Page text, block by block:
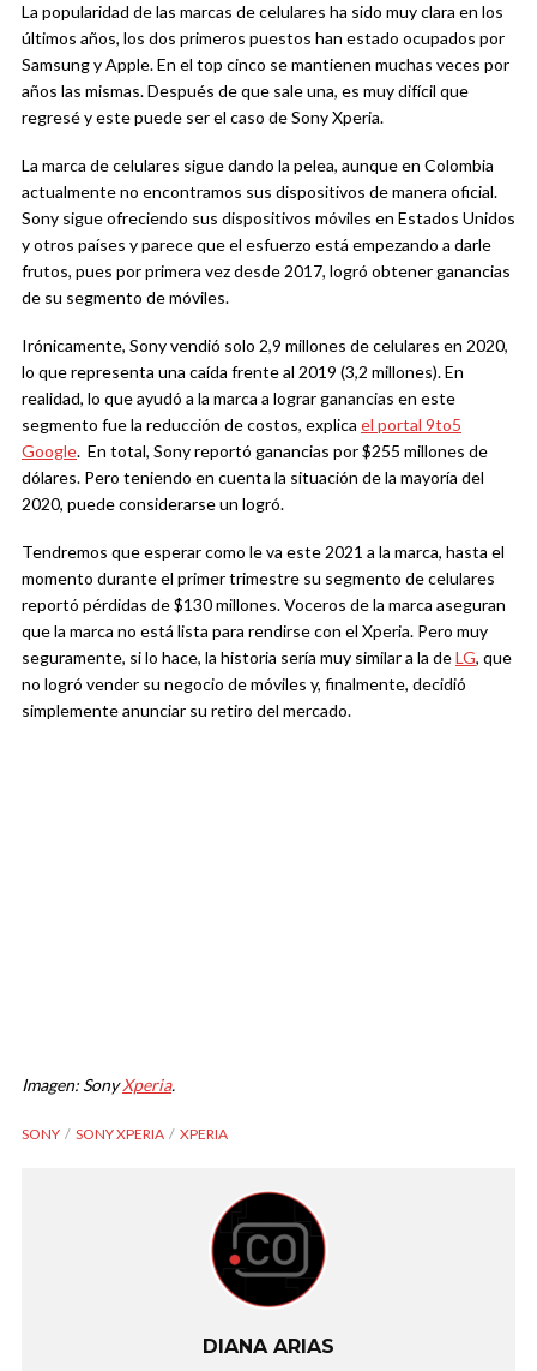
La popularidad de las marcas de celulares ha sido muy clara en los
últimos años, los dos primeros puestos han estado ocupados por
Samsung y Apple. En el top cinco se mantienen muchas veces por
años las mismas. Después de que sale una, es muy difícil que
regresé y este puede ser el caso de Sony Xperia.
La marca de celulares sigue dando la pelea, aunque en Colombia
actualmente no encontramos sus dispositivos de manera oficial.
Sony sigue ofreciendo sus dispositivos móviles en Estados Unidos
y otros países y parece que el esfuerzo está empezando a darle
frutos, pues por primera vez desde 2017, logró obtener ganancias
de su segmento de móviles.
Irónicamente, Sony vendió solo 2,9 millones de celulares en 2020,
lo que representa una caída frente al 2019 (3,2 millones). En
realidad, lo que ayudó a la marca a lograr ganancias en este
segmento fue la reducción de costos, explica el portal 9to5
Google. En total, Sony reportó ganancias por $255 millones de
dólares. Pero teniendo en cuenta la situación de la mayoría del
2020, puede considerarse un logró.
Tendremos que esperar como le va este 2021 a la marca, hasta el
momento durante el primer trimestre su segmento de celulares
reportó pérdidas de $130 millones. Voceros de la marca aseguran
que la marca no está lista para rendirse con el Xperia. Pero muy
seguramente, si lo hace, la historia sería muy similar a la deLG, que
no logró vender su negocio de móviles y, finalmente, decidió
simplemente anunciar su retiro del mercado.
Imagen: SonyXperia.
SONY SONY XPERIA XPERIA
DIANA ARIAS